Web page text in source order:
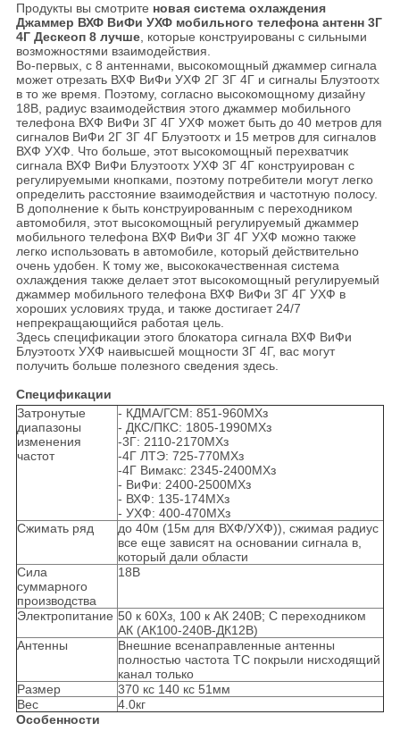
Продукты вы смотрите новая система охлаждения
Джаммер ВХФ ВиФи УХФ мобильного телефона антенн 3Г
4Г Дескеоп 8 лучше, которые конструированы с сильными
возможностями взаимодействия.
Во-первых, с 8 антеннами, высокомощный джаммер сигнала
может отрезать ВХФ ВиФи УХФ 2Г 3Г 4Г и сигналы Блуэтоотх
в то же время. Поэтому, согласно высокомощному дизайну
18В, радиус взаимодействия этого джаммер мобильного
телефона ВХФ ВиФи 3Г 4Г УХФ может быть до 40 метров для
сигналов ВиФи 2Г 3Г 4Г Блуэтоотх и 15 метров для сигналов
ВХФ УХФ. Что больше, этот высокомощный перехватчик
сигнала ВХФ ВиФи Блуэтоотх УХФ 3Г 4Г конструирован с
регулируемыми кнопками, поэтому потребители могут легко
определить расстояние взаимодействия и частотную полосу.
В дополнение к быть конструированным с переходником
автомобиля, этот высокомощный регулируемый джаммер
мобильного телефона ВХФ ВиФи 3Г 4Г УХФ можно также
легко использовать в автомобиле, который действительно
очень удобен. К тому же, высококачественная система
охлаждения также делает этот высокомощный регулируемый
джаммер мобильного телефона ВХФ ВиФи 3Г 4Г УХФ в
хороших условиях труда, и также достигает 24/7
непрекращающийся работая цель.
Здесь спецификации этого блокатора сигнала ВХФ ВиФи
Блуэтоотх УХФ наивысшей мощности 3Г 4Г, вас могут
получить больше полезного сведения здесь.
Спецификации
Затронутые
диапазоны
изменения
частот
- КДМА/ГСМ: 851-960МХз
- ДКС/ПКС: 1805-1990МХз
-3Г: 2110-2170МХз
-4Г ЛТЭ: 725-770МХз
-4Г Вимакс: 2345-2400МХз
- ВиФи: 2400-2500МХз
- ВХФ: 135-174МХз
- УХФ: 400-470МХз
Сжимать ряд
до 40м (15м для ВХФ/УХФ)), сжимая радиус
все еще зависят на основании сигнала в,
который дали области
Сила
суммарного
производства
18В
Электропитание 50 к 60Хз, 100 к АК 240В; С переходником
АК (АК100-240В-ДК12В)
Антенны
Внешние всенаправленные антенны
полностью частота ТС покрыли нисходящий
канал только
Размер
370 кс 140 кс 51мм
Вес
4.0кг
Особенности